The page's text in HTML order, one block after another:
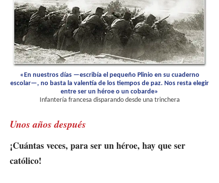
«En nuestros días —escribía el pequeño Plinio en su cuaderno
escolar—, no basta la valentía de los tiempos de paz. Nos resta elegir
entre ser un héroe o un cobarde»
Infantería francesa disparando desde una trinchera
Unos años después
¡Cuántas veces, para ser un héroe, hay que ser
católico!